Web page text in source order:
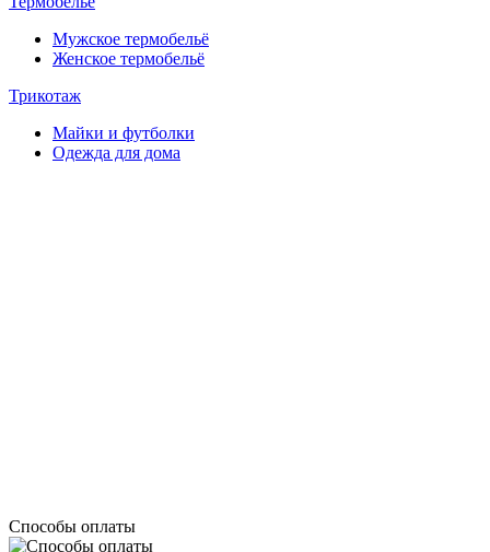
Мужское термобельё
Женское термобельё
Трикотаж
Майки и футболки
Одежда для дома
Способы оплаты